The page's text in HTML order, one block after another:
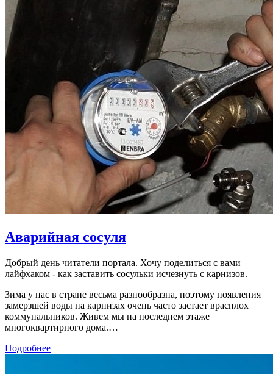
Аварийная сосуля
Добрый день читатели портала. Хочу поделиться с вами
лайфхаком - как заставить сосульки исчезнуть с карнизов.
Зима у нас в стране весьма разнообразна, поэтому появления
замерзшей воды на карнизах очень часто застает врасплох
коммунальников. Живем мы на последнем этаже
многоквартирного дома.…
Подробнее